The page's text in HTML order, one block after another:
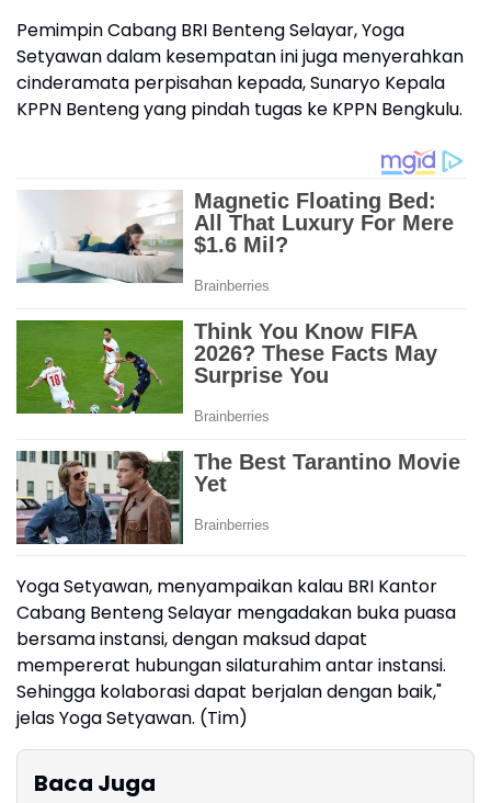
Pemimpin Cabang BRI Benteng Selayar, Yoga
Setyawan dalam kesempatan ini juga menyerahkan
cinderamata perpisahan kepada, Sunaryo Kepala
KPPN Benteng yang pindah tugas ke KPPN Bengkulu.
Yoga Setyawan, menyampaikan kalau BRI Kantor
Cabang Benteng Selayar mengadakan buka puasa
bersama instansi, dengan maksud dapat
mempererat hubungan silaturahim antar instansi.
Sehingga kolaborasi dapat berjalan dengan baik,"
jelas Yoga Setyawan. (Tim)
Baca Juga